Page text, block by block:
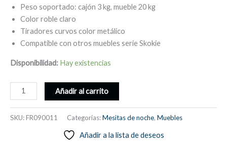
Peso soportado: cajón 3 kg, mueble 20 kg
Color roble claro
Tiradores curvos color metálico
Compatible con otros muebles serie Skokie
Disponibilidad: Hay existencias
Mesita
de
Añadir al carrito
SKU:FR090011 Categorías:Mesitas de noche, Muebles
Añadir a la lista de deseos